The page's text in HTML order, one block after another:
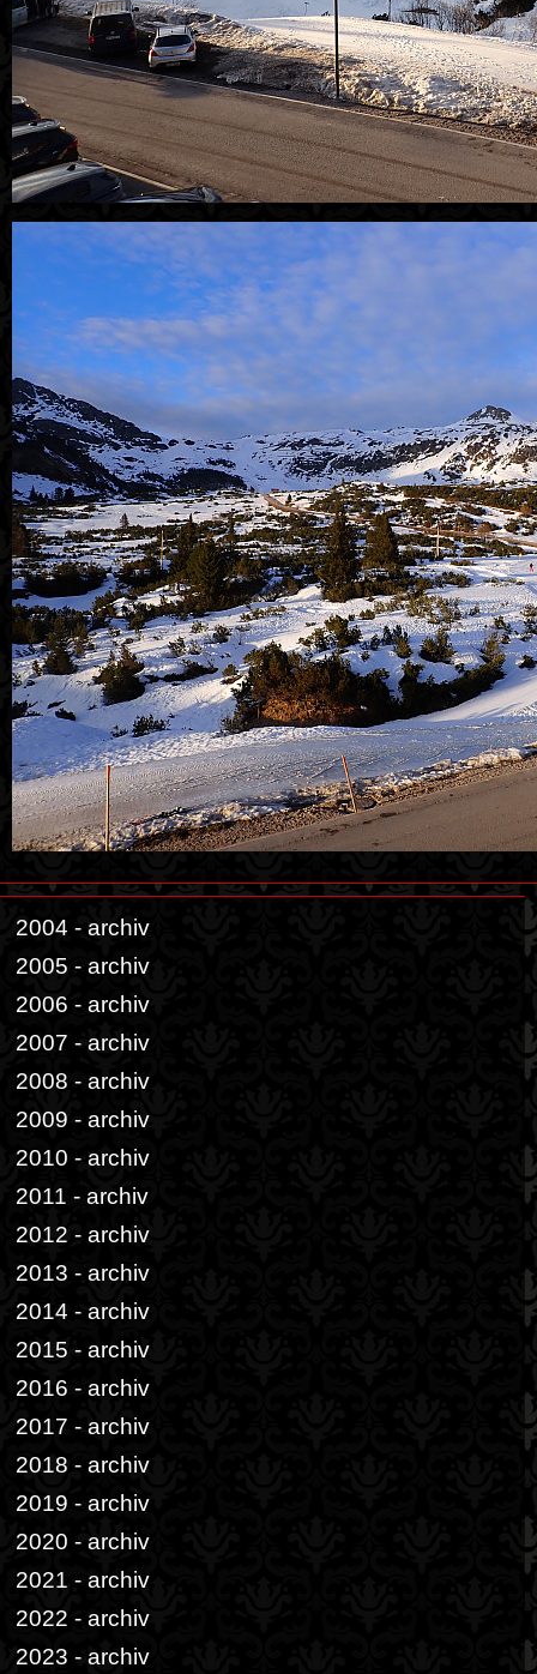
2004 - archiv
2005 - archiv
2006 - archiv
2007 - archiv
2008 - archiv
2009 - archiv
2010 - archiv
2011 - archiv
2012 - archiv
2013 - archiv
2014 - archiv
2015 - archiv
2016 - archiv
2017 - archiv
2018 - archiv
2019 - archiv
2020 - archiv
2021 - archiv
2022 - archiv
2023 - archiv